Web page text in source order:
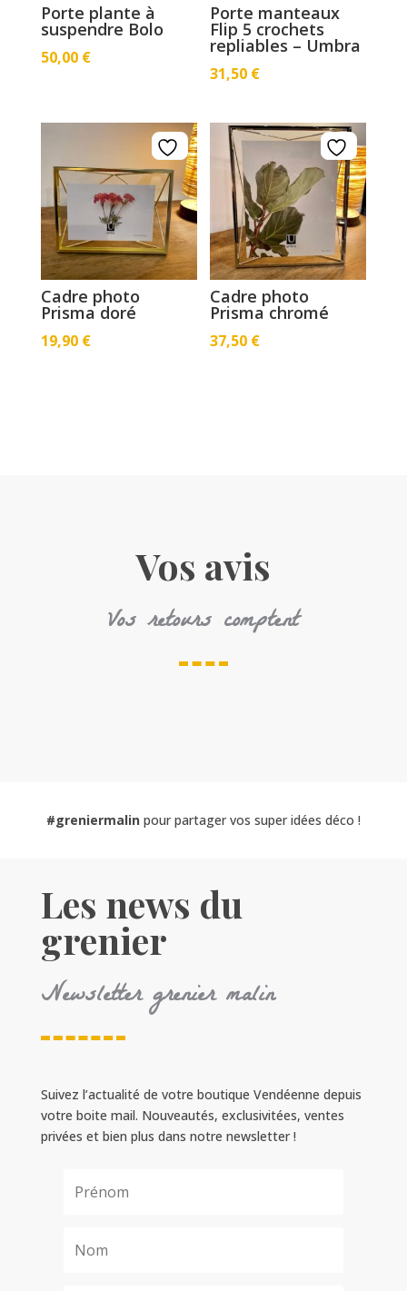
Porte plante à
suspendre Bolo
50,00 €
Porte manteaux
Flip 5 crochets
repliables – Umbra
31,50 €
Cadre photo
Prisma doré
19,90 €
Cadre photo
Prisma chromé
37,50 €
Vos avis
Vos retours comptent
#greniermalinpour partager vos super idées déco !
Les news du
grenier
Newsletter grenier malin
Suivez l’actualité de votre boutique Vendéenne depuis
votre boite mail. Nouveautés, exclusivitées, ventes
privées et bien plus dans notre newsletter !